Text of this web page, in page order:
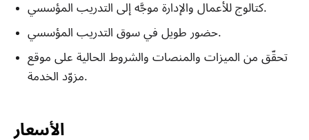
كتالوج للأعمال والإدارة موجَّه إلى التدريب المؤسسي.
حضور طويل في سوق التدريب المؤسسي.
تحقّق من الميزات والمنصات والشروط الحالية على موقع
مزوّد الخدمة.
الأسعار